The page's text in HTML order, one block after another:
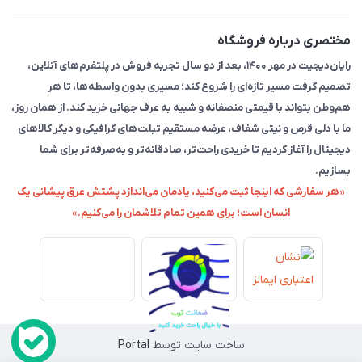
مختصری درباره فروشگاه
رایان‌دیجیت در مهر ۱۴۰۰، بعد از دو سال تجربه فروش در پلتفرم‌های آنلاین،
تصمیم گرفت مسیر تازه‌ای را شروع کند؛ مسیری بدون واسطه‌ها، تا هر
هم‌وطن بتواند با قیمتی منصفانه و شبیه به عرف جهانی خرید کند. از همان روز،
ما با دلی قرص و نیتی شفاف، عرضه مستقیم تبلت‌های گرافیکی و دیگر کالاهای
دیجیتال را آغاز کردیم تا خریدی راحت‌تر، صادقانه‌تر و به‌صرفه‌تر برای شما
بسازیم.
«هر سفارشی که اینجا ثبت می‌کنید، یادمان می‌اندازد پشتش عرق پیشانی یک
انسان است؛ برای همین تمام تلاشمان را می‌کنیم.»
ساخت سایت توسط Portal